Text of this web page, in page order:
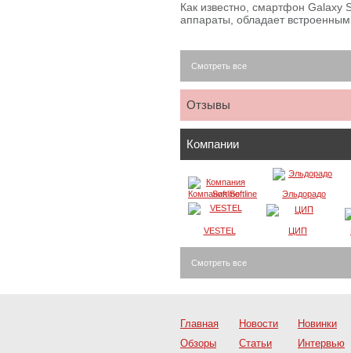
Как известно, смартфон Galaxy
аппараты, обладает
Смотреть все
Отзывы
Компании
Компания Softline Эльдорадо
VESTEL ЦИП
Смотреть все
Главная Новости
Новинки
Обзоры
Статьи
Интервью